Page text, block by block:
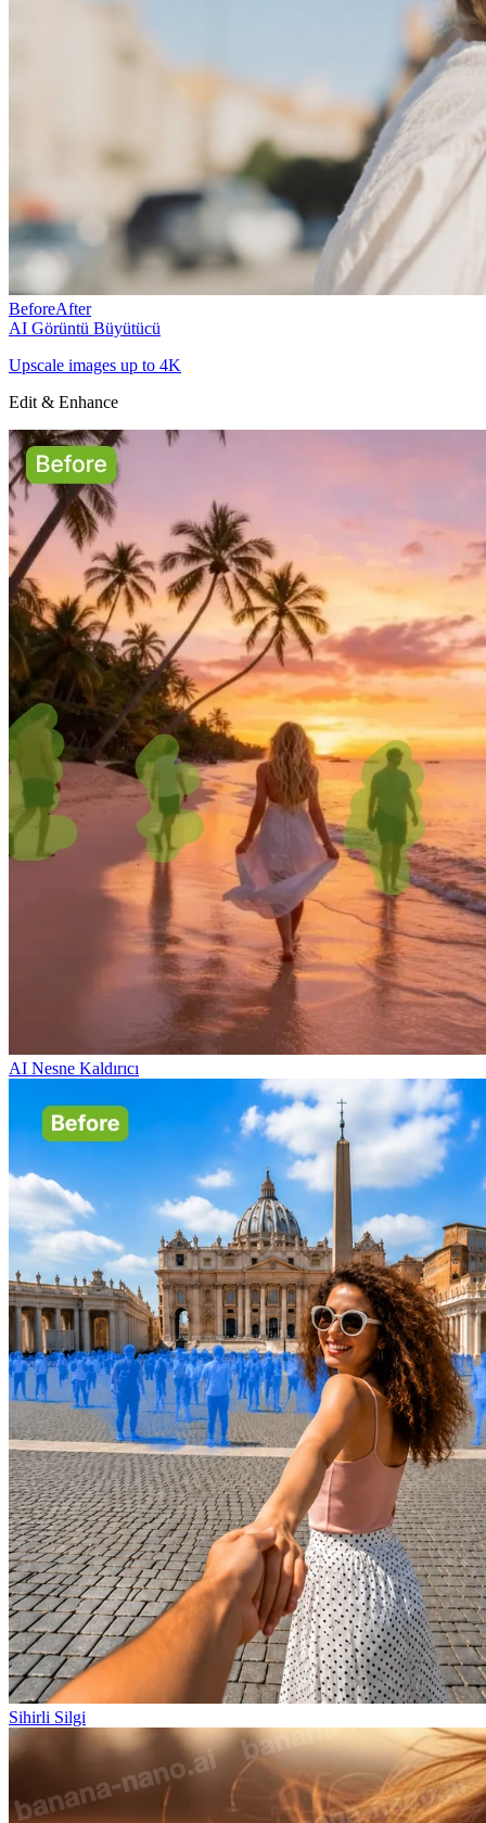
BeforeAfter
AI Görüntü Büyütücü
Upscale images up to 4K
Edit & Enhance
AI Nesne Kaldırıcı
Sihirli Silgi